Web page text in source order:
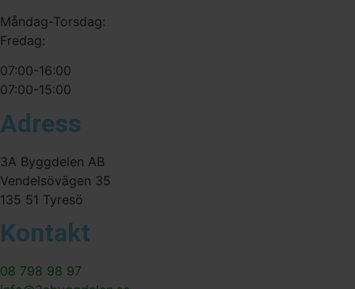
Måndag-Torsdag:
Fredag:
07:00-16:00
07:00-15:00
Adress
3A Byggdelen AB
Vendelsövägen 35
135 51 Tyresö
Kontakt
08 798 98 97